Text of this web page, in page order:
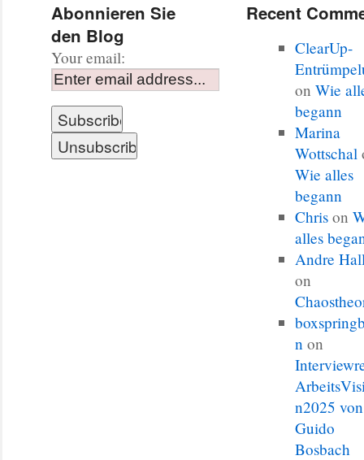
Abonnieren Sie
den Blog
Your email:
Recent
ClearUp-
onWie
begann
Marina
Wottschal
Wie alles
begann
Chris on
alles
Andre
on
n on
n2025 von
Guido
Bosbach